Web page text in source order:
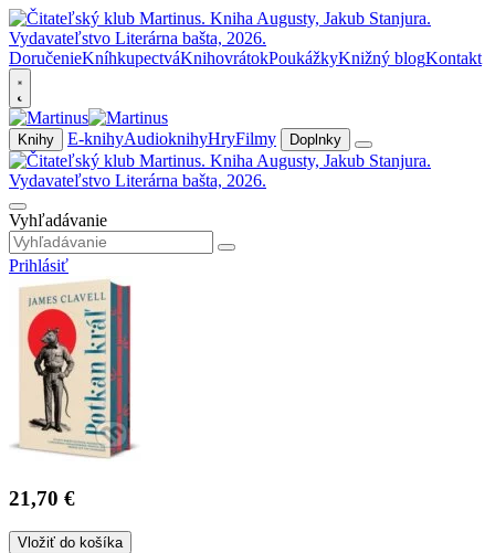
DoručenieKníhkupectváKnihovrátokPoukážkyKnižný blogKontakt
Knihy E-knihyAudioknihyHryFilmy Doplnky
Vyhľadávanie
Prihlásiť
21,70 €
Vložiť do košíka